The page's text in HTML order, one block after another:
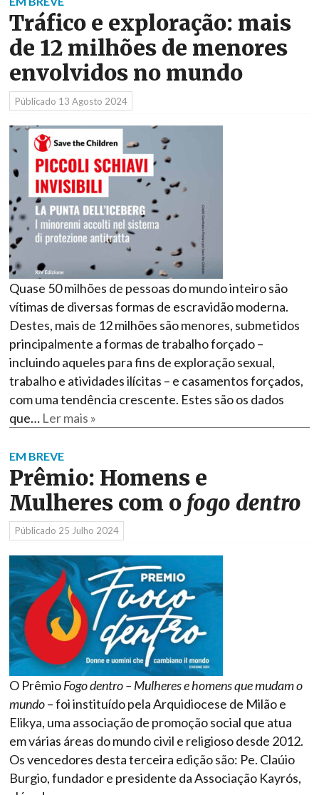
Tráfico e exploração: mais
de 12 milhões de menores
envolvidos no mundo
Públicado 13 Agosto 2024
Quase 50 milhões de pessoas do mundo inteiro são
vítimas de diversas formas de escravidão moderna.
Destes, mais de 12 milhões são menores, submetidos
principalmente a formas de trabalho forçado –
incluindo aqueles para fins de exploração sexual,
trabalho e atividades ilícitas – e casamentos forçados,
com uma tendência crescente. Estes são os dados
que… Ler mais »
EM BREVE
Prêmio: Homens e
Mulheres com o fogo dentro
Públicado 25 Julho 2024
O PrêmioFogo dentro – Mulheres e homens que mudam o
mundo– foi instituído pela Arquidiocese de Milão e
Elikya, uma associação de promoção social que atua
em várias áreas do mundo civil e religioso desde 2012.
Os vencedores desta terceira edição são: Pe. Claúio
Burgio, fundador e presidente da Associação Kayrós,